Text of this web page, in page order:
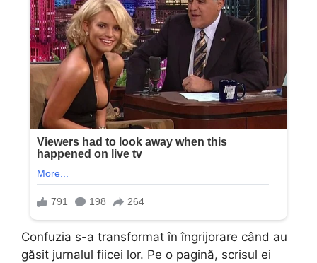
Confuzia s-a transformat în îngrijorare când au
găsit jurnalul fiicei lor. Pe o pagină, scrisul ei